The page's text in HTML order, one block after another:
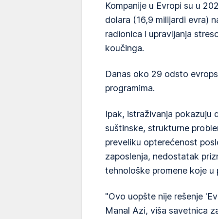
Kompanije u Evropi su u
dolara (16,9 milijardi evra)
radionica i upravljanja
koučinga.
Danas oko 29 odsto
programima.
Ipak, istraživanja pokazuju
suštinske, strukturne
preveliku opterećenost
zaposlenja, nedostatak
tehnološke promene koje
"Ovo uopšte nije rešenje
Manal Azi, viša savetnica